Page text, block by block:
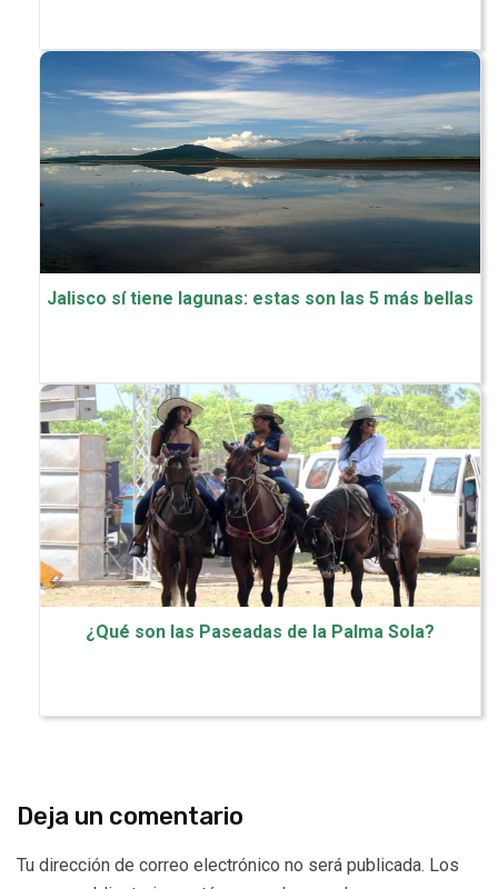
Jalisco sí tiene lagunas: estas son las 5 más bellas
¿Qué son las Paseadas de la Palma Sola?
Deja un comentario
Tu dirección de correo electrónico no será publicada. Los